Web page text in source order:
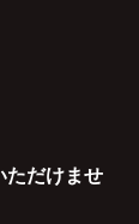
ただけませ